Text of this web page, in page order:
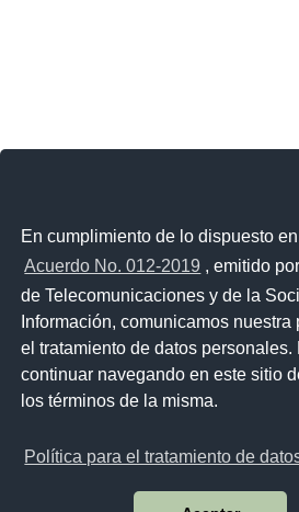
En cumplimiento de lo dispuesto en
Acuerdo No. 012-2019 , emitido
de Telecomunicaciones y de la
Información, comunicamos nuestra
el tratamiento de datos personales.
continuar navegando en este sitio
los términos de la misma.
Política para el tratamiento de